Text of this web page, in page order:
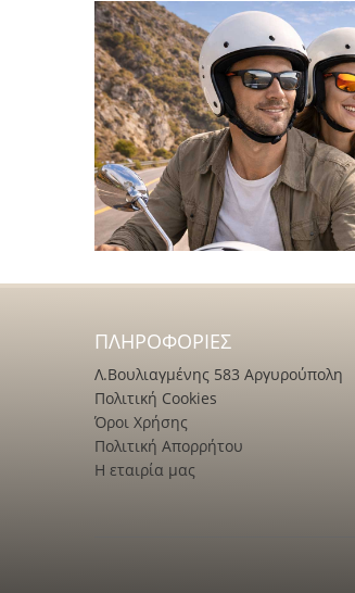
ΠΛΗΡΟΦΟΡΊΕΣ
Λ.Βουλιαγμένης 583 Αργυρούπολη
Πολιτική Cookies
Όροι Χρήσης
Πολιτική Απορρήτου
Η εταιρία μας